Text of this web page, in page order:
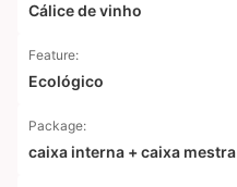
Cálice de vinho
Feature:
Ecológico
Package:
caixa interna + caixa mestra